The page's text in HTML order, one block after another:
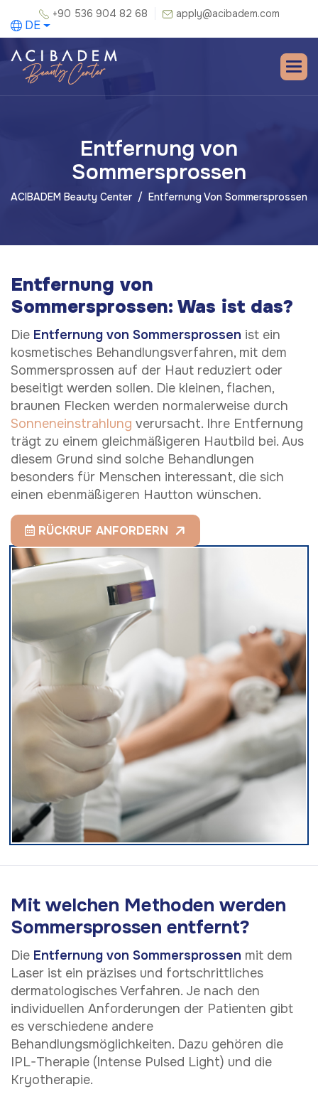
+90 536 904 82 68 apply@acibadem.com
DE
Entfernung von
Sommersprossen
ACIBADEM Beauty Center Entfernung Von Sommersprossen
Entfernung von
Sommersprossen: Was ist das?
Die Entfernung von Sommersprossen ist ein
kosmetisches Behandlungsverfahren, mit dem
Sommersprossen auf der Haut reduziert oder
beseitigt werden sollen. Die kleinen, flachen,
braunen Flecken werden normalerweise durch
Sonneneinstrahlung verursacht. Ihre Entfernung
trägt zu einem gleichmäßigeren Hautbild bei. Aus
diesem Grund sind solche Behandlungen
besonders für Menschen interessant, die sich
einen ebenmäßigeren Hautton wünschen.
RÜCKRUF ANFORDERN
Mit welchen Methoden werden
Sommersprossen entfernt?
Die Entfernung von Sommersprossen mit dem
Laser ist ein präzises und fortschrittliches
dermatologisches Verfahren. Je nach den
individuellen Anforderungen der Patienten gibt
es verschiedene andere
Behandlungsmöglichkeiten. Dazu gehören die
IPL-Therapie (Intense Pulsed Light) und die
Kryotherapie.